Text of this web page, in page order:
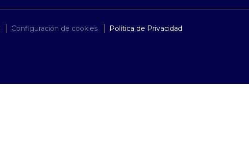
Configuración de cookies Política de Privacidad